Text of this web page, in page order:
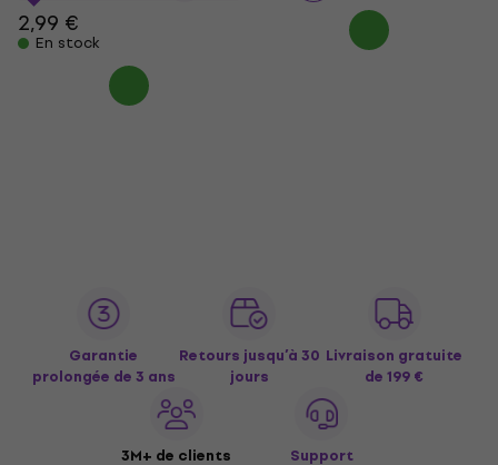
2,99 €
En stock
Garantie
prolongée de 3 ans
Retours jusqu’à 30
jours
Livraison gratuite
de 199 €
3M+ de clients Support